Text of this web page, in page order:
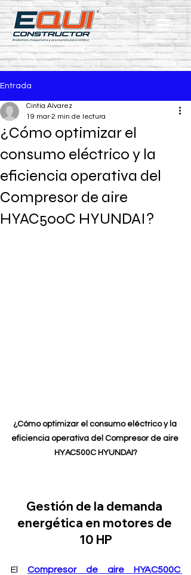
Entrada
¿Cómo optimizar el
consumo eléctrico y la
eficiencia operativa del
Compresor de aire
HYAC500C HYUNDAI?
Cintia Alvarez
19 mar 2 min de lectura
¿Cómo optimizar el consumo eléctrico y la
eficiencia operativa del Compresor de aire
HYAC500C HYUNDAI?
Gestión de la demanda
energética en motores de
10 HP
El Compresor de aire HYAC500C